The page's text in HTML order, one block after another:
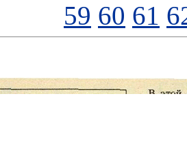
59 60 61